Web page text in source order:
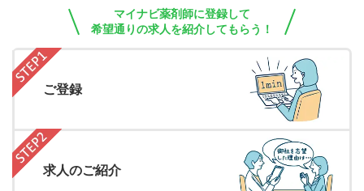
マイナビ薬剤師に登録して
希望通りの求人を紹介してもらう！
ご登録
求人のご紹介